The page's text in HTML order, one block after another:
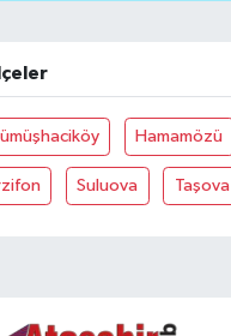
Hamamözü
Suluova Taşova